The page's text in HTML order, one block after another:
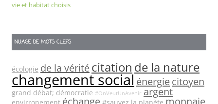
vie et habitat choisis
NUAGE DE MOTS CLEFS
écologie de la véritécitation de la nature
changement social énergiecitoyen
grand débat; démocratie #OnVeutUnAvenir argent
échange monnaie